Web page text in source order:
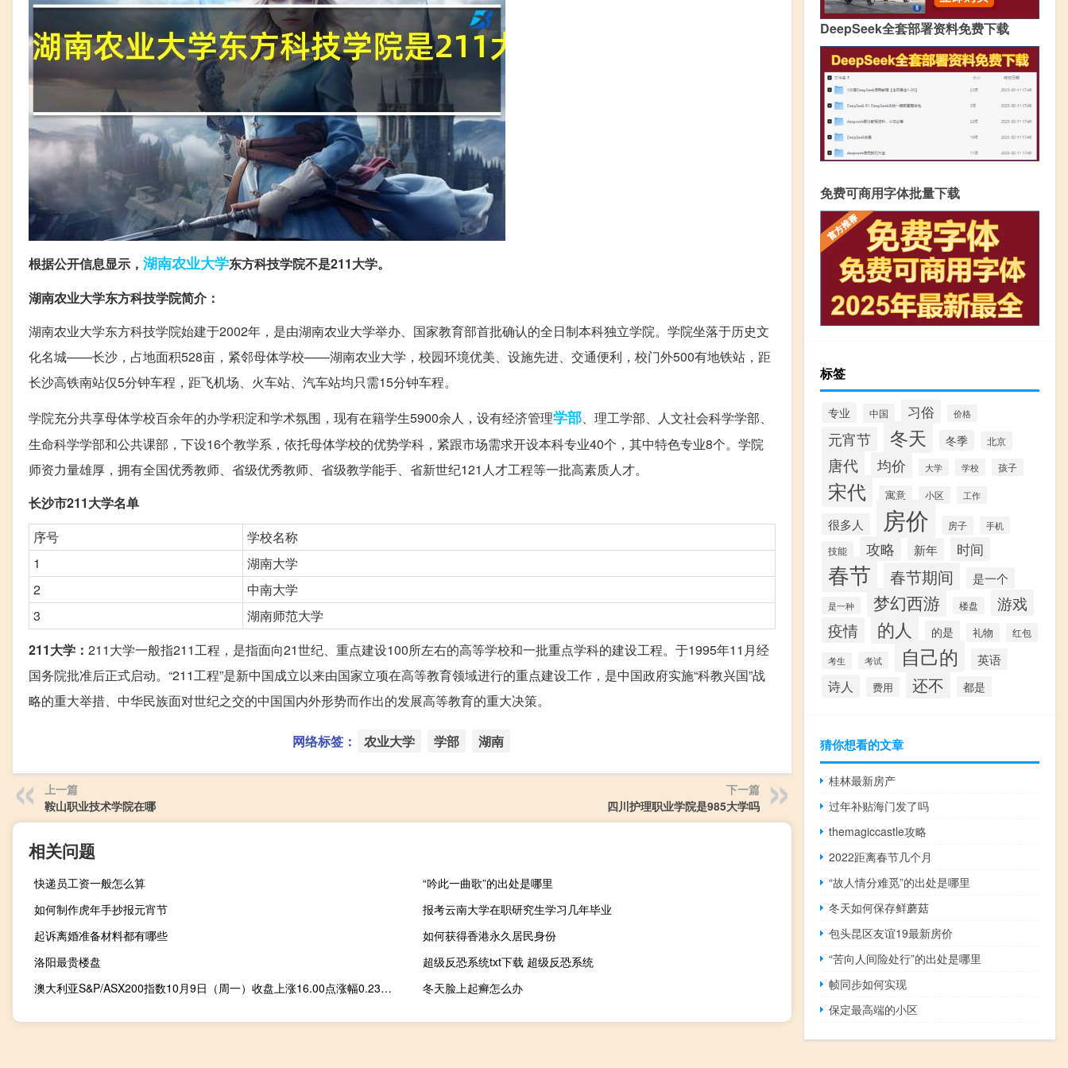
根据公开信息显示， 湖南农业大学东方科技学院不是211大学。
湖南农业大学东方科技学院简介：
湖南农业大学东方科技学院始建于2002年，是由湖南农业大学举办、国家教育部首批确认的全日制本科独立学院。学院坐落于历史文
化名城——长沙，占地面积528亩，紧邻母体学校——湖南农业大学，校园环境优美、设施先进、交通便利，校门外500有地铁站，距
长沙高铁南站仅5分钟车程，距飞机场、火车站、汽车站均只需15分钟车程。
学院充分共享母体学校百余年的办学积淀和学术氛围，现有在籍学生5900余人，设有经济管理学部、理工学部、人文社会科学学部、
生命科学学部和公共课部，下设16个教学系，依托母体学校的优势学科，紧跟市场需求开设本科专业40个，其中特色专业8个。学院
师资力量雄厚，拥有全国优秀教师、省级优秀教师、省级教学能手、省新世纪121人才工程等一批高素质人才。
长沙市211大学名单
序号
学校名称
1
湖南大学
2
中南大学
3
湖南师范大学
211大学： 211大学一般指211工程，是指面向21世纪、重点建设100所左右的高等学校和一批重点学科的建设工程。于1995年11月经
国务院批准后正式启动。“211工程”是新中国成立以来由国家立项在高等教育领域进行的重点建设工作，是中国政府实施“科教兴国”战
略的重大举措、中华民族面对世纪之交的中国国内外形势而作出的发展高等教育的重大决策。
网络标签： 农业大学 学部 湖南
上一篇
鞍山职业技术学院在哪
下一篇
四川护理职业学院是985大学吗
相关问题
快递员工资一般怎么算
“吟此一曲歌”的出处是哪里
如何制作虎年手抄报元宵节
报考云南大学在职研究生学习几年毕业
起诉离婚准备材料都有哪些
如何获得香港永久居民身份
洛阳最贵楼盘
超级反恐系统txt下载 超级反恐系统
澳大利亚S&P/ASX200指数10月9日（周一）收盘上涨16.00点涨幅0.23%报6970.20点
冬天脸上起癣怎么办
DeepSeek全套部署资料免费下载
免费可商用字体批量下载
标签
专业 中国 习俗 价格
元宵节 冬天 冬季 北京
唐代 均价 大学 学校 孩子
宋代 寓意 小区 工作
很多人 房价 房子 手机
技能 攻略 新年 时间
春节 春节期间 是一个
是一种 梦幻西游 楼盘 游戏
疫情 的人 的是 礼物 红包
考生 考试 自己的 英语
诗人 费用 还不 都是
猜你想看的文章
桂林最新房产
过年补贴海门发了吗
themagiccastle攻略
2022距离春节几个月
“故人情分难觅”的出处是哪里
冬天如何保存鲜蘑菇
包头昆区友谊19最新房价
“苦向人间险处行”的出处是哪里
帧同步如何实现
保定最高端的小区